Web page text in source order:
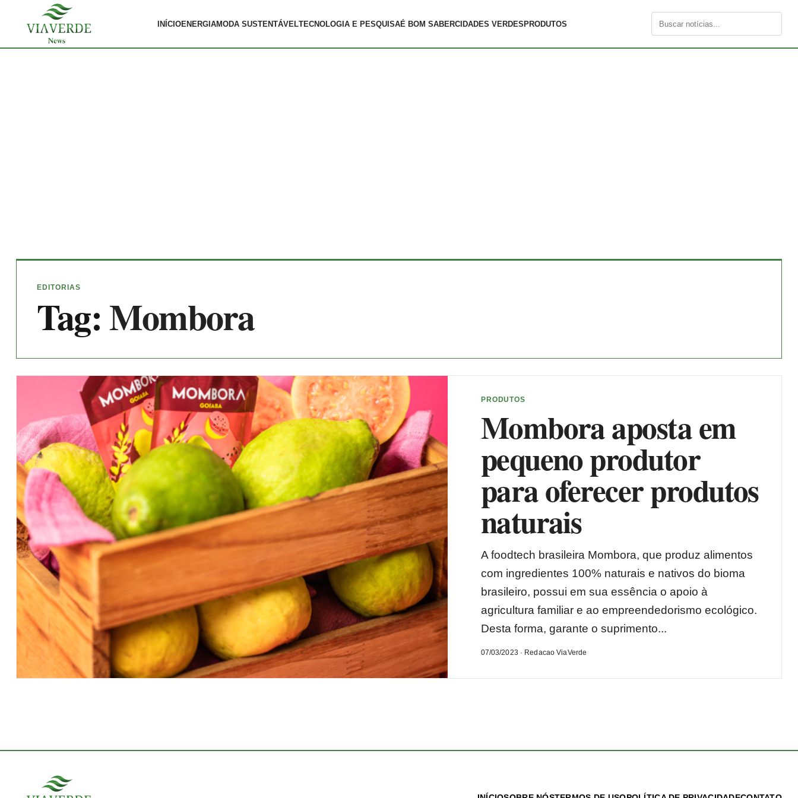
INÍCIOENERGIAMODA SUSTENTÁVELTECNOLOGIA E PESQUISAÉ BOM SABERCIDADES VERDES PRODUTOS
Buscar
EDITORIAS
Tag:Mombora
PRODUTOS
Mombora aposta em
pequeno produtor
para oferecer produtos
naturais
A foodtech brasileira Mombora, que produz alimentos
com ingredientes 100% naturais e nativos do bioma
brasileiro, possui em sua essência o apoio à
agricultura familiar e ao empreendedorismo ecológico.
Desta forma, garante o suprimento...
07/03/2023 · Redacao ViaVerde